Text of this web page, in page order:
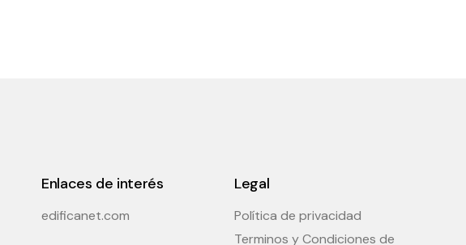
Enlaces de interés
edificanet.com
Legal
Política de privacidad
Terminos y Condiciones de